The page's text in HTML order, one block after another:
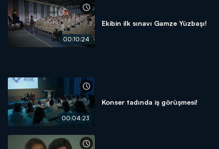
00:10:24
Ekibin ilk sınavı Gamze Yüzbaşı!
00:04:23
Konser tadında iş görüşmesi!